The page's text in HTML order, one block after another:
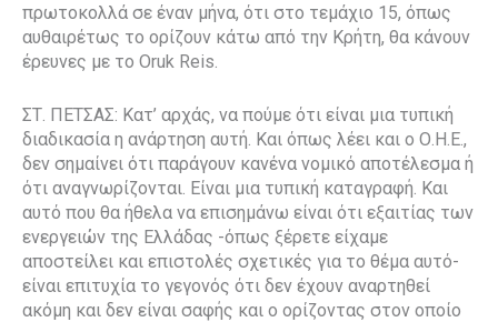
πρωτοκολλά σε έναν μήνα, ότι στο τεμάχιο 15, όπως
αυθαιρέτως το ορίζουν κάτω από την Κρήτη, θα κάνουν
έρευνες με το Oruk Reis.
ΣΤ. ΠΕΤΣΑΣ: Κατ’ αρχάς, να πούμε ότι είναι μια τυπική
διαδικασία η ανάρτηση αυτή. Και όπως λέει και ο Ο.Η.Ε.,
δεν σημαίνει ότι παράγουν κανένα νομικό αποτέλεσμα ή
ότι αναγνωρίζονται. Είναι μια τυπική καταγραφή. Και
αυτό που θα ήθελα να επισημάνω είναι ότι εξαιτίας των
ενεργειών της Ελλάδας -όπως ξέρετε είχαμε
αποστείλει και επιστολές σχετικές για το θέμα αυτό-
είναι επιτυχία το γεγονός ότι δεν έχουν αναρτηθεί
ακόμη και δεν είναι σαφής και ο ορίζοντας στον οποίο